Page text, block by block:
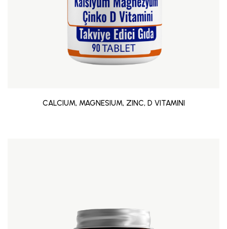
CALCIUM, MAGNESIUM, ZINC, D VITAMINI